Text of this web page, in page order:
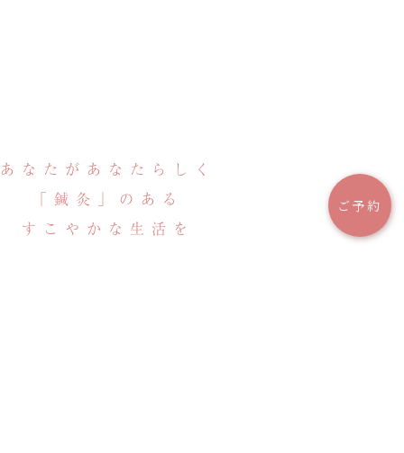
ご予約
あなたがあなたらしく
「鍼灸」のある
すこやかな生活を